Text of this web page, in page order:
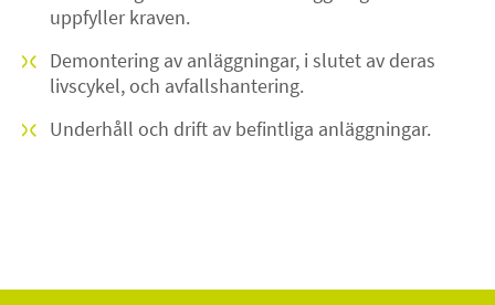
uppfyller kraven.
Demontering av anläggningar, i slutet av deras
livscykel, och avfallshantering.
Underhåll och drift av befintliga anläggningar.